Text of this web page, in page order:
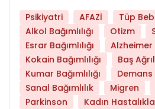
Psikiyatri AFAZİ
Tüp
Alkol Bağımlılığı
Otizm
Esrar Bağımlılığı
Alzheimer
Kokain Bağımlılığı
Baş
Kumar Bağımlılığı
Demans
Sanal Bağımlılık
Migren
Parkinson
Kadın